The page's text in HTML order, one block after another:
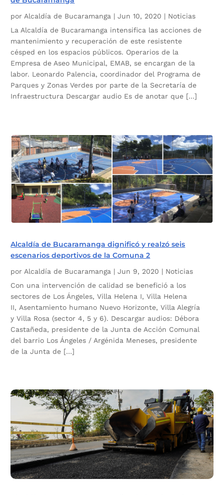
porAlcaldía de Bucaramanga |Jun 10, 2020 | Noticias
La Alcaldía de Bucaramanga intensifica las acciones de
mantenimiento y recuperación de este resistente
césped en los espacios públicos. Operarios de la
Empresa de Aseo Municipal, EMAB, se encargan de la
labor. Leonardo Palencia, coordinador del Programa de
Parques y Zonas Verdes por parte de la Secretaría de
Infraestructura Descargar audio Es de anotar que […]
Alcaldía de Bucaramanga dignificó y realzó seis
escenarios deportivos de la Comuna 2
porAlcaldía de Bucaramanga |Jun 9, 2020 | Noticias
Con una intervención de calidad se benefició a los
sectores de Los Ángeles, Villa Helena I, Villa Helena
II, Asentamiento humano Nuevo Horizonte, Villa Alegría
y Villa Rosa (sector 4, 5 y 6). Descargar audios: Débora
Castañeda, presidente de la Junta de Acción Comunal
del barrio Los Ángeles / Argénida Meneses, presidente
de la Junta de […]